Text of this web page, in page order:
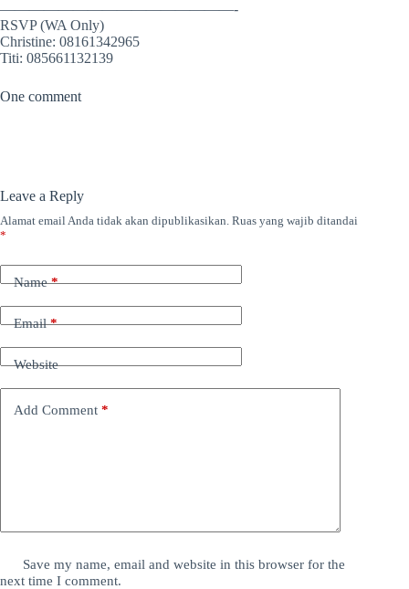
————————————————-
RSVP (WA Only)
Christine: 08161342965
Titi: 085661132139
One comment
Leave a Reply
Alamat email Anda tidak akan dipublikasikan. Ruas yang wajib ditandai
*
Name*
Email*
Website
Add Comment *
Save my name, email and website in this browser for the
next time I comment.